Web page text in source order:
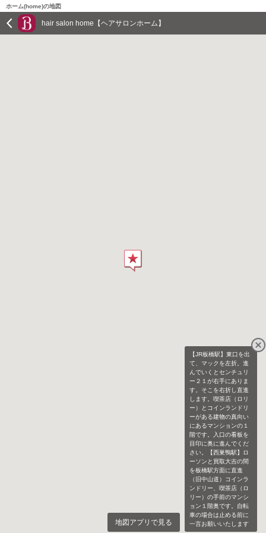
ホーム(home)の地図
hair salon home【ヘアサロンホーム】
【JR板橋駅】東口を出
て、マックを左折。進
んでいくとセンチュリ
ー２１が右手にありま
す。そこを右折し直進
します。喫茶店（ロリ
ー）とコインランドリ
ーがある建物の真向い
にあるマンションの１
階です。入口の看板を
目印に奥に進んでくだ
さい。【西巣鴨駅】ロ
ーソンと買取大吉の間
を板橋駅方面に直進
（旧中山道）コインラ
ンドリー、喫茶店（ロ
リー）の手前のマンシ
ョン１階奥です。自転
車の場合は止める前に
一言お願いいたします
地図アプリで見る